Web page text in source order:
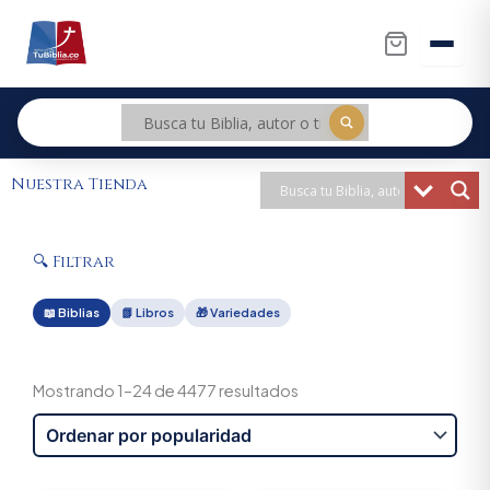
contenido
Nuestra Tienda
🔍 Filtrar
📖 Biblias 📗 Libros 🎁 Variedades
Mostrando 1–24 de 4477 resultados